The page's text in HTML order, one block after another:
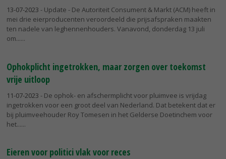
13-07-2023 - Update - De Autoriteit Consument & Markt (ACM) heeft in
mei drie eierproducenten veroordeeld die prijsafspraken maakten
ten nadele van leghennenhouders. Vanavond, donderdag 13 juli
om...
Ophokplicht ingetrokken, maar zorgen over toekomst
vrije uitloop
11-07-2023 - De ophok- en afschermplicht voor pluimvee is vrijdag
ingetrokken voor een groot deel van Nederland. Dat betekent dat er
bij pluimveehouder Roy Tomesen in het Gelderse Doetinchem voor
het...
Eieren voor politici vlak voor reces